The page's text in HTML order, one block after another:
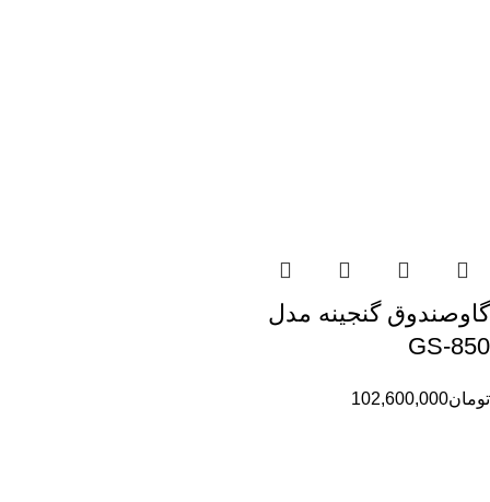
گاوصندوق گنجینه مدل
GS-850
تومان102,600,000